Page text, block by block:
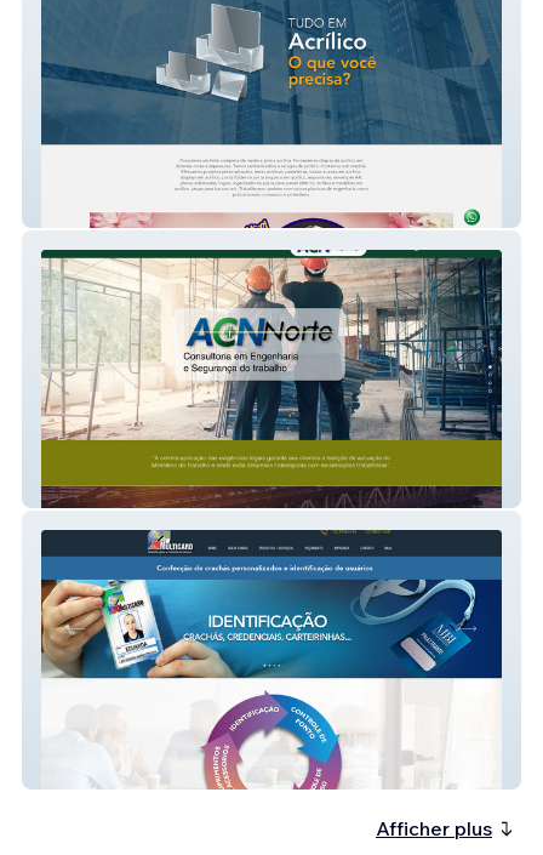
RCP Acrílicos
ACN Norte
Multicard Identificações
Afficher plus